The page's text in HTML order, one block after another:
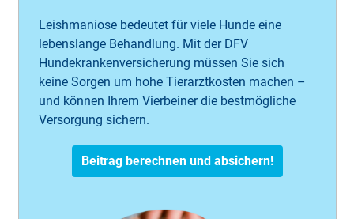
Leishmaniose bedeutet für viele Hunde eine
lebenslange Behandlung. Mit der DFV
Hundekrankenversicherung müssen Sie sich
keine Sorgen um hohe Tierarztkosten machen –
und können Ihrem Vierbeiner die bestmögliche
Versorgung sichern.
Beitrag berechnen und absichern!